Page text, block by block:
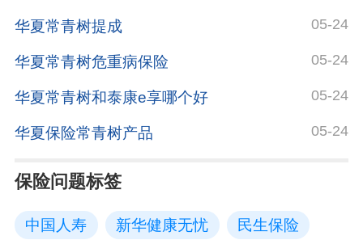
华夏常青树提成 05-24
华夏常青树危重病保险 05-24
华夏常青树和泰康e享哪个好 05-24
华夏保险常青树产品 05-24
保险问题标签
中国人寿 新华健康无忧 民生保险